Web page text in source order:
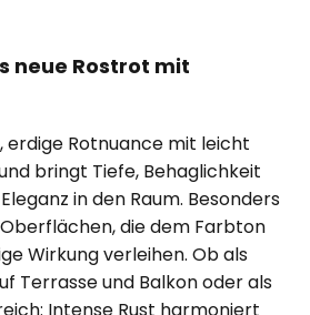
neue Rostrot mit
erdige Rotnuance mit leicht
bringt Tiefe, Behaglichkeit
in den Raum. Besonders
die dem Farbton
Wirkung verleihen. Ob als
Terrasse und Balkon oder als